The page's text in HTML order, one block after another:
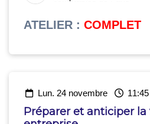
ATELIER : COMPLET
lun. 24 novembre 11:45
Préparer et anticiper la